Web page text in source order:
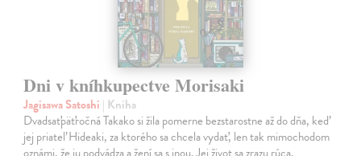
Dni v kníhkupectve Morisaki
Jagisawa Satoshi | Kniha
Dvadsaťpäťročná Takako si žila pomerne bezstarostne až do dňa, keď
jej priateľ Hideaki, za ktorého sa chcela vydať, len tak mimochodom